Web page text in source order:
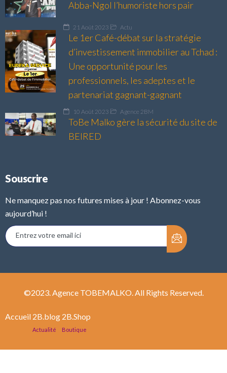
Abba-Ngol l’humoriste hors pair
21 Août 2023 Actu
Le 1er Café-débat sur la stratégie
d’investissement immobilier au Tchad :
Une opportunité pour les
professionnels, les adeptes et le
partenariat gagnant-gagnant
10 Août 2023 Agence 2BM
ToBe Malko gère la sécurité du site de
BEIRED
Souscrire
Ne manquez pas nos futures mises à jour ! Abonnez-vous
aujourd’hui !
©2023. Agence TOBEMALKO. All Rights Reserved.
Accueil 2B.blog
Actualité
2B.Shop
Boutique